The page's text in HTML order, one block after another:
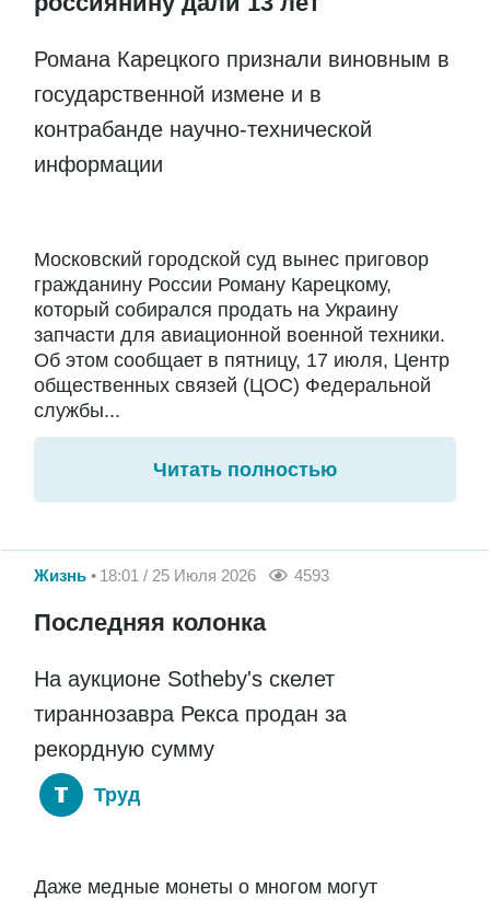
Романа Карецкого признали виновным в
государственной измене и в
контрабанде научно-технической
информации
Московский городской суд вынес приговор
гражданину России Роману Карецкому,
который собирался продать на Украину
запчасти для авиационной военной техники.
Об этом сообщает в пятницу, 17 июля, Центр
общественных связей (ЦОС) Федеральной
службы...
Читать полностью
Жизнь 18:01 / 25 Июля 2026 4593
Последняя колонка
На аукционе Sotheby's скелет
тираннозавра Рекса продан за
рекордную сумму
Труд
Даже медные монеты о многом могут